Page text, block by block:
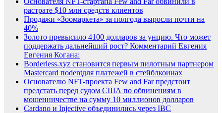
растрате $10 млн средств клиентов
Продажи «Зоомаркета» за полгода выросли почти на
40%
Золото превысило 4100 долларов за унцию. Что может
поддержать дальнейший рост? Комментарий Евгения
Евгения Когана:
Borderless.xyz становится первым пилотным партнером
Mastercard поdentдля платежей в стейблкоинах
Основателю NFT-проекта Few and Far предстоит
предстать перед судом США по обвинениям в
мошенничестве на сумму 10 миллионов долларов
Cardano и Injective объединились через IBC